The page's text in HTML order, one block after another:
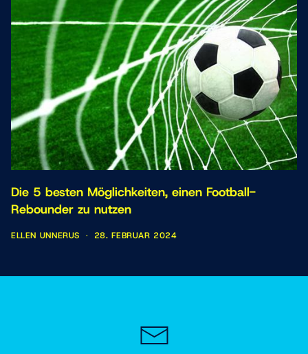
Die 5 besten Möglichkeiten, einen Football-
Rebounder zu nutzen
ELLEN UNNERUS · 28. FEBRUAR 2024